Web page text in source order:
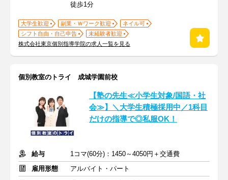
徒歩1分
大学生歓迎 副業・Ｗワーク歓迎
ネイル可
シフト自由・自己申告
未経験者歓迎
株式会社東京個別指導学院の求人一覧を見る
個別教室のトライ 成城学園前校
【塾の先生≪小学生対象/国語・社
会≫】＼大学生積極採用中／1科目
だけの指導で◎私服OK！
給与
1コマ(60分)：1450～4050円＋交通費
雇用形態
アルバイト・パート